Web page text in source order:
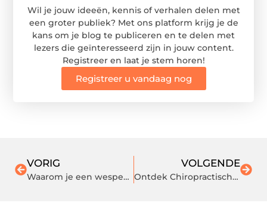
Wil je jouw ideeën, kennis of verhalen delen met
een groter publiek? Met ons platform krijg je de
kans om je blog te publiceren en te delen met
lezers die geïnteresseerd zijn in jouw content.
Registreer en laat je stem horen!
Registreer u vandaag nog
VORIG
Waarom je een wespennest altijd professioneel moet laten verwijderen
VOLGENDE
Ontdek Chiropractische Zorg voor Nekhernia's bij Chiropractie Kennemerland